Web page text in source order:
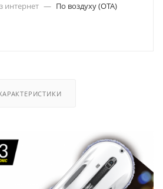
интернет — По воздуху (ОТА)